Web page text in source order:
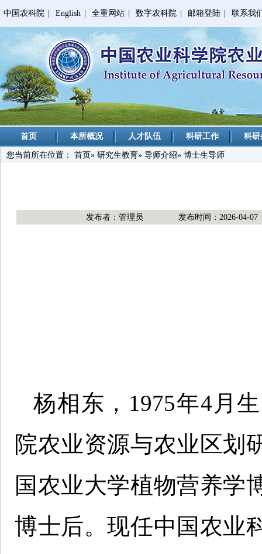
中国农科院 English 全重网站 数字农科院 邮箱登陆 联系我
首页 本所概况 人才队伍 科研工作 科
您当前所在位置： 首页» 研究生教育» 导师介绍» 博士生导师
发布者：管理员 发布时间：2026-04-07
杨相东，1975年4月
院农业资源与农业区划
国农业大学植物营养学
博士后。现任中国农业